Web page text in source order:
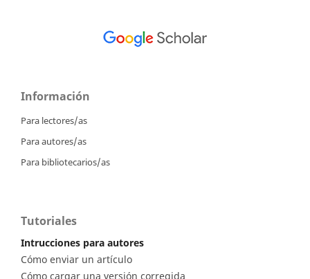
Información
Para lectores/as
Para autores/as
Para bibliotecarios/as
Tutoriales
Intrucciones para autores
Cómo enviar un artículo
Cómo cargar una versión corregida